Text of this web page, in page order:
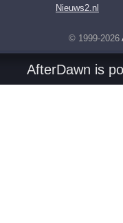
Nieuws2.nl
© 1999-2026
AfterDawn is